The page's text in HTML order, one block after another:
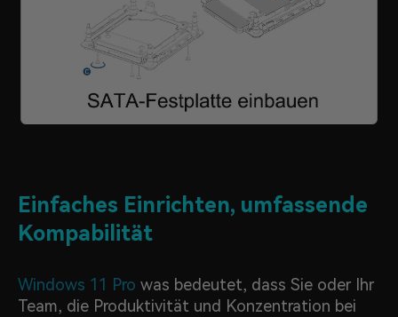
Einfaches Einrichten, umfassende
Kompabilität
Windows 11 Pro was bedeutet, dass Sie oder Ihr
Team, die Produktivität und Konzentration bei